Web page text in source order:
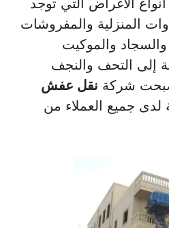
الأغراض التي توجد
المنزلية والمفروشات
والموكيت
إلى التحف والنجف
شركة نقل عفش
لدى جميع العملاء من